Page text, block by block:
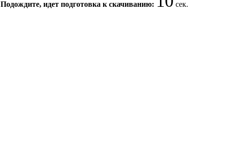
Подождите, идет подготовка к скачиванию:
сек.